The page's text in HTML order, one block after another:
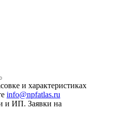
и характеристиках
info@npfatlas.ru
и ИП. Заявки на